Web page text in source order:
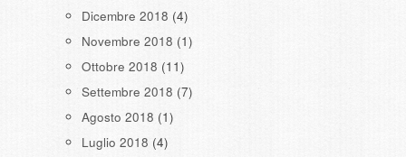
Dicembre 2018 (4)
Novembre 2018 (1)
Ottobre 2018 (11)
Settembre 2018 (7)
Agosto 2018 (1)
Luglio 2018 (4)